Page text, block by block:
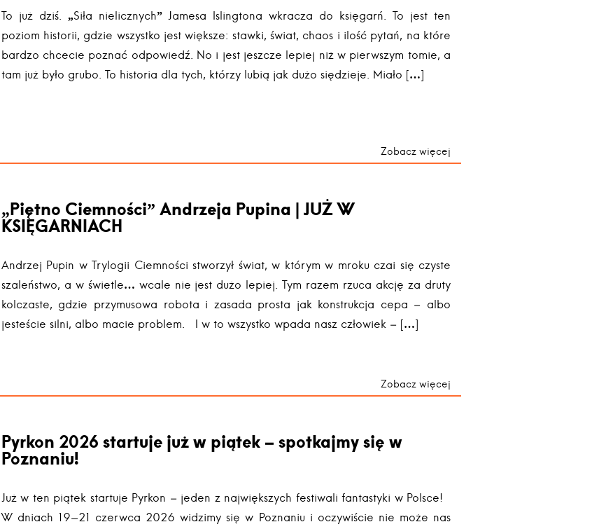
To już dziś. „Siła nielicznych” Jamesa Islingtona wkracza do księgarń. To jest ten
poziom historii, gdzie wszystko jest większe: stawki, świat, chaos i ilość pytań, na które
bardzo chcecie poznać odpowiedź. No i jest jeszcze lepiej niż w pierwszym tomie, a
tam już było grubo. To historia dla tych, którzy lubią jak dużo siędzieje. Miało […]
Zobacz więcej
„Piętno Ciemności” Andrzeja Pupina | JUŻ W
KSIĘGARNIACH
Andrzej Pupin w Trylogii Ciemności stworzył świat, w którym w mroku czai się czyste
szaleństwo, a w świetle… wcale nie jest dużo lepiej. Tym razem rzuca akcję za druty
kolczaste, gdzie przymusowa robota i zasada prosta jak konstrukcja cepa – albo
jesteście silni, albo macie problem. I w to wszystko wpada nasz człowiek – […]
Zobacz więcej
Pyrkon 2026 startuje już w piątek – spotkajmy się w
Poznaniu!
Już w ten piątek startuje Pyrkon – jeden z największych festiwali fantastyki w Polsce!
W dniach 19-21 czerwca 2026 widzimy się w Poznaniu i oczywiście nie może nas